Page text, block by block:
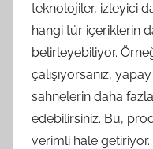
teknolojiler, izleyici
hangi tür içeriklerin
belirleyebiliyor.
çalışıyorsanız,
sahnelerin daha
edebilirsiniz. Bu,
verimli hale